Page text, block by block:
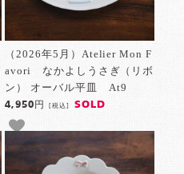
（2026年5月）Atelier Mon F
avori なかよしうさぎ（リボ
ン） オーバル平皿 At9
4,950円 [税込] SOLD